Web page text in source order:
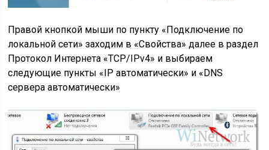
Правой кнопкой мыши по пункту «Подключение по
локальной сети» заходим в «Свойства» далее в раздел
Протокол Интернета «TCP/IPv4» и выбираем
следующие пункты «IP автоматически» и «DNS
сервера автоматически»